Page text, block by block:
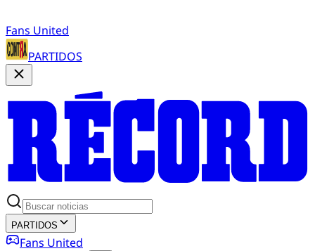
Fans United
PARTIDOS
PARTIDOS
Fans United